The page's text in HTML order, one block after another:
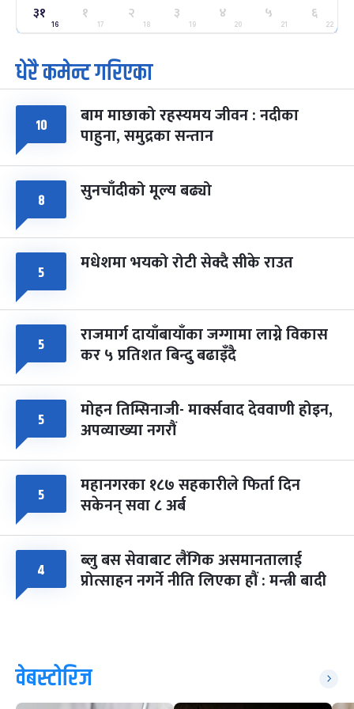
२५
मंगल
ग्याल्पो ल्होसार
फाल्गुन २५, २०८३ Mar 9, 2027
७ महिना बाँकी
७
आइत
पूर्णिमा व्रत
चैत्र ७, २०८३-Mar 21, 2027
८ फागुपूर्णिमा
चैत्र ८, २०८३-Mar 22, 2027
७ महिना बाँकी
३१
16
१
17
२
18
३
19
४
20
५
21
६
22
धेरै कमेन्ट गरिएका
१० बाम माछाको रहस्यमय जीवन : नदीका
पाहुना, समुद्रका सन्तान
८ सुनचाँदीको मूल्य बढ्यो
५ मधेशमा भयको रोटी सेक्दै सीके राउत
५ राजमार्ग दायाँबायाँका जग्गामा लाग्ने विकास
कर ५ प्रतिशत बिन्दु बढाइँदै
५ मोहन तिम्सिनाजी- मार्क्सवाद देववाणी होइन,
अपव्याख्या नगरौं
५ महानगरका १८७ सहकारीले फिर्ता दिन
सकेनन् सवा ८ अर्ब
४ ब्लु बस सेवाबाट लैंगिक असमानतालाई
प्रोत्साहन नगर्ने नीति लिएका हौं : मन्त्री बादी
वेबस्टोरिज